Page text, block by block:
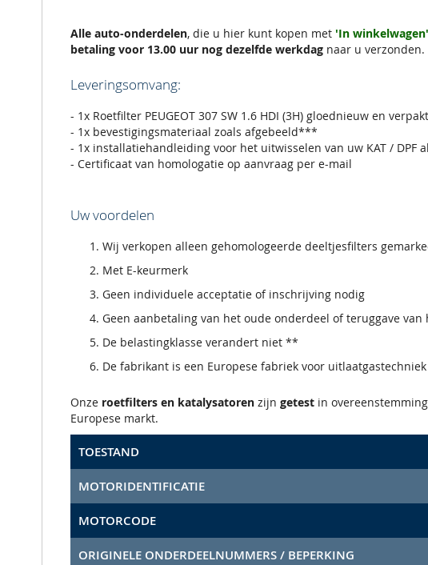
gallerijAlle auto-onderdelen, die u hier kunt kopen met 'In winkelwagen'
betaling voor 13.00 uur nog dezelfde werkdag naar u verzonden.
Leveringsomvang:
- 1x Roetfilter PEUGEOT 307 SW 1.6 HDI (3H) gloednieuw en verpakt
- 1x bevestigingsmateriaal zoals afgebeeld***
- 1x installatiehandleiding voor het uitwisselen van uw KAT / DPF
- Certificaat van homologatie op aanvraag per e-mail
Uw voordelen
Wij verkopen alleen gehomologeerde deeltjesfilters
Met E-keurmerk
Geen individuele acceptatie of inschrijving nodig
Geen aanbetaling van het oude onderdeel of teruggave van
De belastingklasse verandert niet **
De fabrikant is een Europese fabriek voor uitlaatgastechniek
Onze roetfilters en katalysatoren zijn getest in
Europese markt.
TOESTAND
MOTORIDENTIFICATIE
MOTORCODE
ORIGINELE ONDERDEELNUMMERS / BEPERKING